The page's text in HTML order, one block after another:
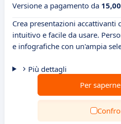
Versione a pagamento da
Crea presentazioni accattivanti
intuitivo e facile da usare.
e infografiche con un'ampia
Più dettagli
Per